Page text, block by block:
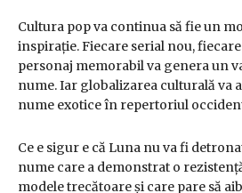
Cultura pop va continua să fie un
inspirație. Fiecare serial nou,
personaj memorabil va genera un
nume. Iar globalizarea culturală va
nume exotice în repertoriul
Ce e sigur e că Luna nu va fi
nume care a demonstrat o
modele trecătoare și care pare să